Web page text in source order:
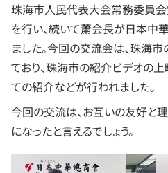
珠海市人民代表大会常務委員
を行い、続いて䔥会長が日本中
ました。今回の交流会は、珠海
ており、珠海市の紹介ビデオの
ての紹介などが行われました。
今回の交流は、お互いの友好と
になったと言えるでしょう。